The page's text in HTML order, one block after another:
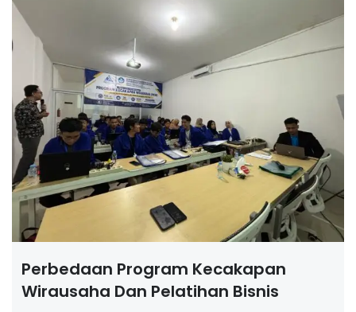
Perbedaan Program Kecakapan
Wirausaha Dan Pelatihan Bisnis